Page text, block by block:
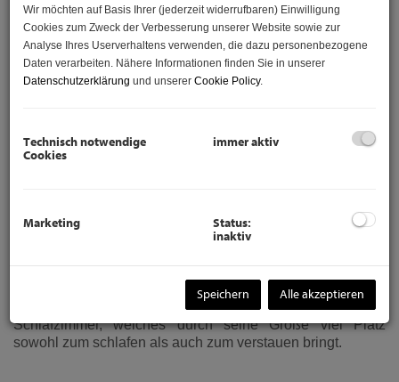
Beschreibung
Über den geräumigen Vorraum gelangen Sie in die helle
Wohnküche, welche bereits mit einer neuen
Aus der Wohnküche, führt eine Tür ins geräumige
Schlafzimmer, welches durch seine Größe viel Platz
sowohl zum schlafen als auch zum verstauen bringt.
Wir möchten auf Basis Ihrer (jederzeit widerrufbaren) Einwilligung
Cookies zum Zweck der Verbesserung unserer Website sowie zur
Analyse Ihres Userverhaltens verwenden, die dazu personenbezogene
Daten verarbeiten. Nähere Informationen finden Sie in unserer
Datenschutzerklärung und unserer Cookie Policy.
Technisch notwendige
Cookies
immer aktiv
Marketing
Status:
inaktiv
Speichern Alle akzeptieren